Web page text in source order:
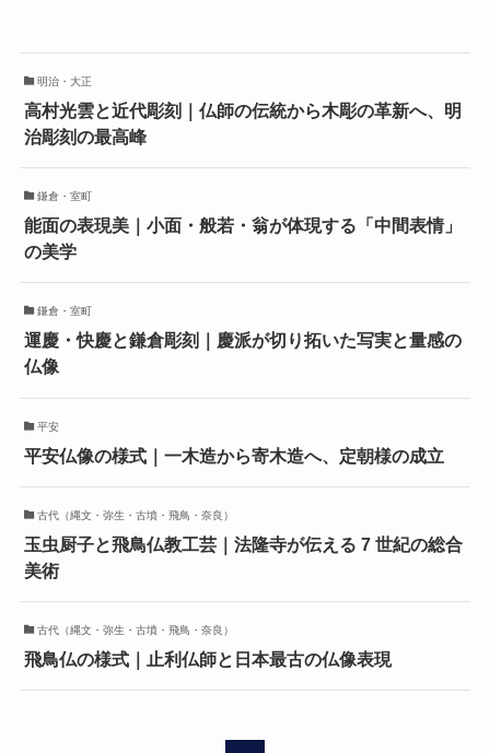
明治・大正
高村光雲と近代彫刻｜仏師の伝統から木彫の革新へ、明
治彫刻の最高峰
鎌倉・室町
能面の表現美｜小面・般若・翁が体現する「中間表情」
の美学
鎌倉・室町
運慶・快慶と鎌倉彫刻｜慶派が切り拓いた写実と量感の
仏像
平安
平安仏像の様式｜一木造から寄木造へ、定朝様の成立
古代（縄文・弥生・古墳・飛鳥・奈良）
玉虫厨子と飛鳥仏教工芸｜法隆寺が伝える 7 世紀の総合
美術
古代（縄文・弥生・古墳・飛鳥・奈良）
飛鳥仏の様式｜止利仏師と日本最古の仏像表現